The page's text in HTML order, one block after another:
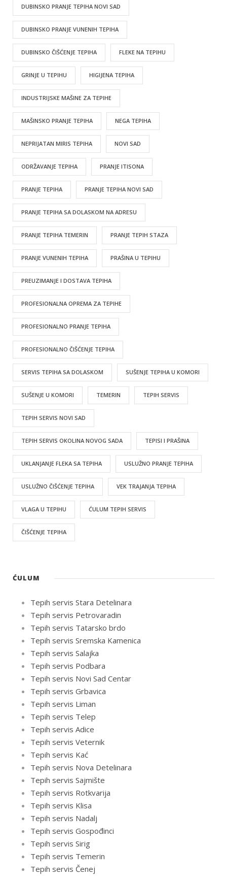
DUBINSKO PRANJE TEPIHA NOVI SAD
DUBINSKO PRANJE VUNENIH TEPIHA
DUBINSKO ČIŠĆENJE TEPIHA FLEKE NA TEPIHU
GRINJE U TEPIHU HIGIJENA TEPIHA
INDUSTRIJSKE MAŠINE ZA TEPIHE
MAŠINSKO PRANJE TEPIHA NEGA TEPIHA
NEPRIJATAN MIRIS TEPIHA NOVI SAD
ODRŽAVANJE TEPIHA PRANJE ITISONA
PRANJE TEPIHA PRANJE TEPIHA NOVI SAD
PRANJE TEPIHA SA DOLASKOM NA ADRESU
PRANJE TEPIHA TEMERIN PRANJE TEPIH STAZA
PRANJE VUNENIH TEPIHA PRAŠINA U TEPIHU
PREUZIMANJE I DOSTAVA TEPIHA
PROFESIONALNA OPREMA ZA TEPIHE
PROFESIONALNO PRANJE TEPIHA
PROFESIONALNO ČIŠĆENJE TEPIHA
SERVIS TEPIHA SA DOLASKOM SUŠENJE TEPIHA U KOMORI
SUŠENJE U KOMORI TEMERIN TEPIH SERVIS
TEPIH SERVIS NOVI SAD
TEPIH SERVIS OKOLINA NOVOG SADA TEPISI I PRAŠINA
UKLANJANJE FLEKA SA TEPIHA USLUŽNO PRANJE TEPIHA
USLUŽNO ČIŠĆENJE TEPIHA VEK TRAJANJA TEPIHA
VLAGA U TEPIHU ĆULUM TEPIH SERVIS
ČIŠĆENJE TEPIHA
ĆULUM
Tepih servis Stara Detelinara
Tepih servis Petrovaradin
Tepih servis Tatarsko brdo
Tepih servis Sremska Kamenica
Tepih servis Salajka
Tepih servis Podbara
Tepih servis Novi Sad Centar
Tepih servis Grbavica
Tepih servis Liman
Tepih servis Telep
Tepih servis Adice
Tepih servis Veternik
Tepih servis Kać
Tepih servis Nova Detelinara
Tepih servis Sajmište
Tepih servis Rotkvarija
Tepih servis Klisa
Tepih servis Nadalj
Tepih servis Gospođinci
Tepih servis Sirig
Tepih servis Temerin
Tepih servis Čenej